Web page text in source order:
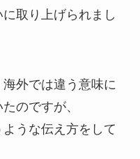
取り上げられまし
海外では違う意味に
のですが、
うな伝え方をして